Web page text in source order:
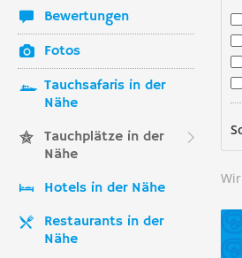
Bewertungen
Fotos
Tauchsafaris in der
Nähe
Tauchplätze in der
Nähe
Hotels in der Nähe
Restaurants in der
Nähe